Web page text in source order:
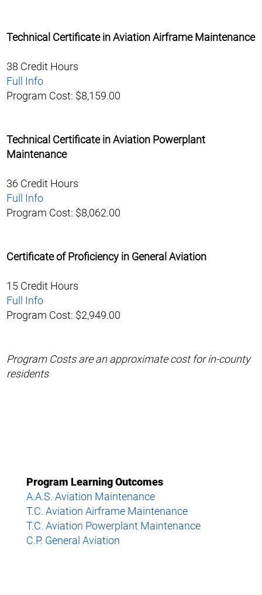
Technical Certificate in Aviation Airframe Maintenance
38 Credit Hours
Full Info
Program Cost: $8,159.00
Technical Certificate in Aviation Powerplant
Maintenance
36 Credit Hours
Full Info
Program Cost: $8,062.00
Certificate of Proficiency in General Aviation
15 Credit Hours
Full Info
Program Cost: $2,949.00
Program Costs are an approximate cost for in-county
residents
Program Learning Outcomes
A.A.S. Aviation Maintenance
T.C. Aviation Airframe Maintenance
T.C. Aviation Powerplant Maintenance
C.P. General Aviation